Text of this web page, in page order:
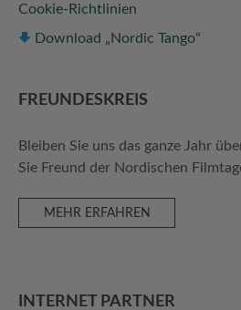
Cookie-Richtlinien
Download „Nordic Tango“
FREUNDES­KREIS
Bleiben Sie uns das ganze Jahr
Sie Freund der Nordischen
MEHR ERFAHREN
INTERNET PARTNER